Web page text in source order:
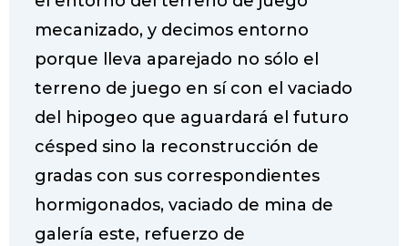
mecanizado, y decimos entorno
porque lleva aparejado no sólo el
terreno de juego en sí con el vaciado
del hipogeo que aguardará el futuro
césped sino la reconstrucción de
gradas con sus correspondientes
hormigonados, vaciado de mina de
galería este, refuerzo de